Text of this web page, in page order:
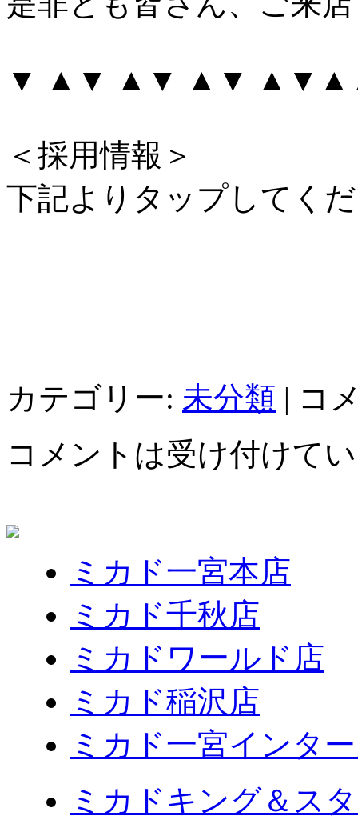
▼ ▲▼ ▲▼ ▲▼
＜採用情報＞
下記よりタップしてく
カテゴリー: 未分類 | コ
コメントは受け付けて
ミカド一宮本店
ミカド千秋店
ミカドワールド店
ミカド稲沢店
ミカド一宮インタ
ミカドキング＆ス